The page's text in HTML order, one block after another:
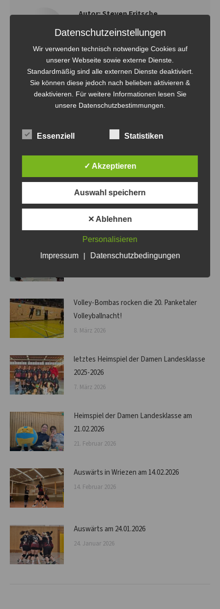
Autor:Steven Fritsche
Kommentarnavigation
ZURÜCK
Beitrag:
Nächster
Beitrag:
theosgym Beach-Cup 2023
21. März 2026
Volley-Bombas rocken die 20. Panketaler
Volleyballnacht!
8. März 2026
letztes Heimspiel der Damen Landesklasse
2025-2026
7. März 2026
Heimspiel der Damen Landesklasse am
21.02.2026
21. Februar 2026
Auswärts in Wriezen am 14.02.2026
14. Februar 2026
Auswärts am 24.01.2026
24. Januar 2026
Datenschutzeinstellungen
Wir verwenden technisch notwendige Cookies auf
unserer Webseite sowie externe Dienste.
Standardmäßig sind alle externen Dienste deaktiviert.
Sie können diese jedoch nach belieben aktivieren &
deaktivieren. Für weitere Informationen lesen Sie
unsere Datenschutzbestimmungen.
Essenziell Statistiken
✓ Akzeptieren
Auswahl speichern
✕ Ablehnen
Personalisieren
Impressum
| Datenschutzbedingungen